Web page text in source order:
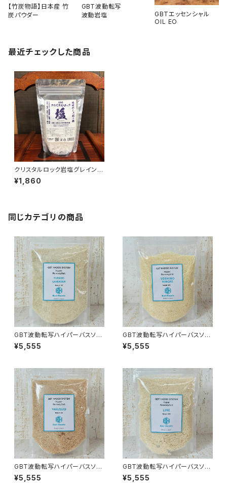
【竹炭物語】日本産 竹
炭パウダー
GBT波動転写
波動岩塩
GBTエッセンシャル
OIL EO
最近チェックした商品
クリスタルロック岩塩グレイン 3
00g
¥1,860
同じカテゴリの商品
GBT波動転写ハイパーバスソル
ト 約500g 富良野ラベンダー
¥5,555
GBT波動転写ハイパーバスソル
¥5,555
GBT波動転写ハイパーバスソル
¥5,555
GBT波動転写ハイパーバスソル
ト 約500g ライム
¥5,555